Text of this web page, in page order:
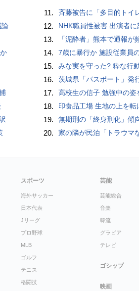
論
11. 斉藤被告に「多目的トイ
12. NHK職員性被害 出演者に
13. 「泥酔者」熊本で通報が
14. 7歳に暴行か 施設従業員
15. みな実を守った? 粋な行
16. 茨城県「パスポート」発
17. 高校生の信子 勉強中の姿
18. 印食品工場 生地の上を転
19. 無期刑の「終身刑化」傾
20. 家の隣が民泊「トラウマ
スポーツ
海外サッカー
日本代表
Jリーグ
プロ野球
MLB
ゴルフ
テニス
格闘技
芸能
芸能総合
音楽
韓流
グラビア
テレビ
ゴシップ
映画